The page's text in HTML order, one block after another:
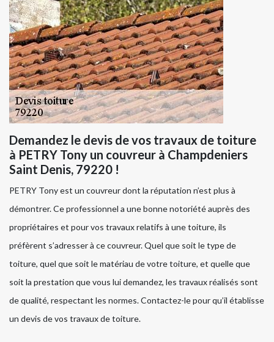
Demandez le devis de vos travaux de toiture
à PETRY Tony un couvreur à Champdeniers
Saint Denis, 79220 !
PETRY Tony est un couvreur dont la réputation n’est plus à
démontrer. Ce professionnel a une bonne notoriété auprès des
propriétaires et pour vos travaux relatifs à une toiture, ils
préfèrent s’adresser à ce couvreur. Quel que soit le type de
toiture, quel que soit le matériau de votre toiture, et quelle que
soit la prestation que vous lui demandez, les travaux réalisés sont
de qualité, respectant les normes. Contactez-le pour qu’il établisse
un devis de vos travaux de toiture.